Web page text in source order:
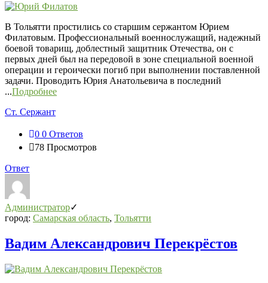
В Тольятти простились со старшим сержантом Юрием
Филатовым. Профессиональный военнослужащий, надежный
боевой товарищ, доблестный защитник Отечества, он с
первых дней был на передовой в зоне специальной военной
операции и героически погиб при выполнении поставленной
задачи. Проводить Юрия Анатольевича в последний
...Подробнее
Ст. Сержант
0 0 Ответов
78 Просмотров
Ответ
Администратор
город: Самарская область, Тольятти
Вадим Александрович Перекрёстов